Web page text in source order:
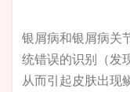
银屑病和银屑病关
统错误的识别（发
从而引起皮肤出现